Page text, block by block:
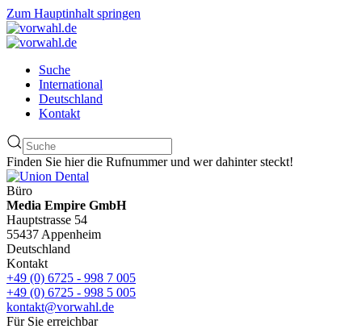
Zum Hauptinhalt springen
Suche
International
Deutschland
Kontakt
Finden Sie hier die Rufnummer und wer dahinter steckt!
Büro
Media Empire GmbH
Hauptstrasse 54
55437 Appenheim
Deutschland
Kontakt
+49 (0) 6725 - 998 7 005
+49 (0) 6725 - 998 5 005
kontakt@vorwahl.de
Für Sie erreichbar